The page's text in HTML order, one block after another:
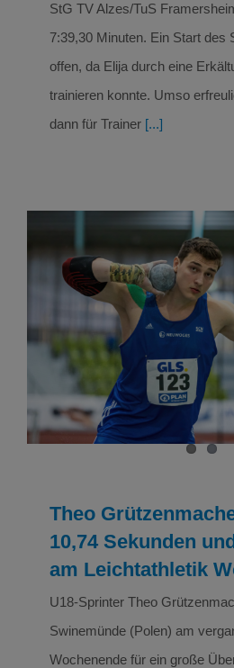
StG TV Alzes/TuS
7:39,30 Minuten. Ein Start des
offen, da Elija durch eine
trainieren konnte. Umso
dann für Trainer [...]
Theo Grützenmacher
Sekunden und EM-Norm
Wochenende
Leichtathletik
Theo
10,74 Sekunden
am Leichtathletik
U18-Sprinter Theo
Swinemünde (Polen) am
Wochenende für ein große